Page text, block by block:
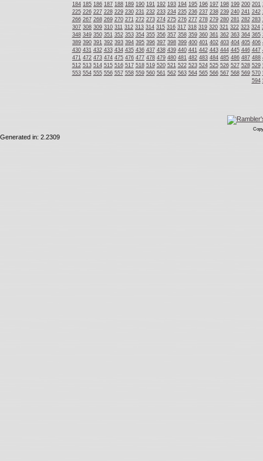
184 185 186 187 188 189 190 191 192 193 194 195 196 197 198 199 200 201
225 226 227 228 229 230 231 232 233 234 235 236 237 238 239 240 241 242
266 267 268 269 270 271 272 273 274 275 276 277 278 279 280 281 282 283
307 308 309 310 311 312 313 314 315 316 317 318 319 320 321 322 323 324
348 349 350 351 352 353 354 355 356 357 358 359 360 361 362 363 364 365
389 390 391 392 393 394 395 396 397 398 399 400 401 402 403 404 405 406
430 431 432 433 434 435 436 437 438 439 440 441 442 443 444 445 446 447
471 472 473 474 475 476 477 478 479 480 481 482 483 484 485 486 487 488
512 513 514 515 516 517 518 519 520 521 522 523 524 525 526 527 528 529
553 554 555 556 557 558 559 560 561 562 563 564 565 566 567 568 569 570
594
Generated in: 2.2309